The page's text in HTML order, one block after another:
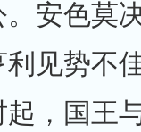
安色莫
见势不
，国王